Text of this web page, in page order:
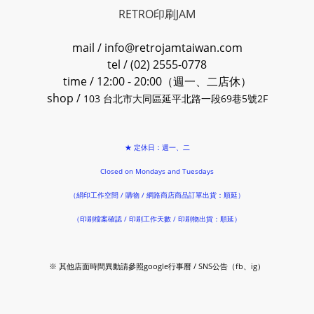
RETRO印刷JAM
mail / info@retrojamtaiwan.com
tel / (02) 2555-0778
time / 12:00 - 20:00（週一、二店休）
shop / 103 台北市大同區延平北路一段69巷5號2F
★ 定休日：週一、二
Closed on Mondays and Tuesdays
（絹印工作空間 / 購物 / 網路商店商品訂單出貨：順延）
（印刷檔案確認 / 印刷工作天數 / 印刷物出貨：順延）
※ 其他店面時間異動請參照google行事曆 / SNS公告（fb、ig）